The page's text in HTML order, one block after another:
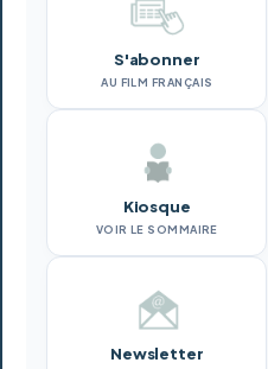
S'abonner
AU FILM FRANÇAIS
Kiosque
VOIR LE SOMMAIRE
Newsletter